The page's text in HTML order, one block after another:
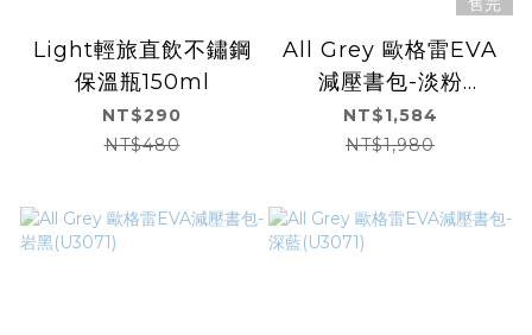
Light輕旅直飲不鏽鋼
保溫瓶150ml
NT$290
NT$480
All Grey 歐格雷EVA
減壓書包-淡粉
(U3071)
NT$1,584
NT$1,980